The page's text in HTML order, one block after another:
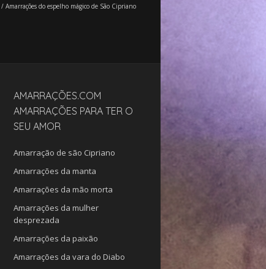
/ Amarrações do espelho mágico de São Cipriano
AMARRAÇÕES.COM
AMARRAÇÕES PARA TER O
SEU AMOR
Amarração de são Cipriano
Amarrações da manta
Amarrações da mão morta
Amarrações da mulher
desprezada
Amarrações da paixão
Amarrações da vara do Diabo